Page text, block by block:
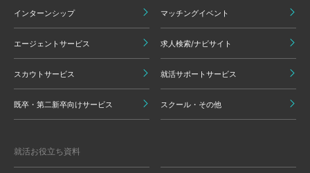
インターンシップ マッチングイベント
エージェントサービス 求人検索/ナビサイト
スカウトサービス 就活サポートサービス
既卒・第二新卒向けサービス スクール・その他
就活お役立ち資料